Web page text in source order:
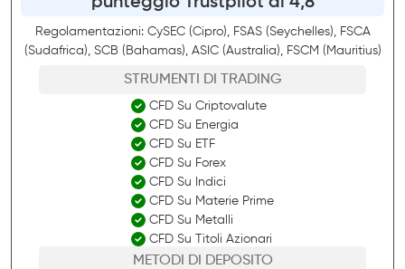
Regolamentazioni: CySEC (Cipro), FSAS (Seychelles), FSCA
(Sudafrica), SCB (Bahamas), ASIC (Australia), FSCM (Mauritius)
STRUMENTI DI TRADING
CFD Su Criptovalute
CFD Su Energia
CFD Su ETF
CFD Su Forex
CFD Su Indici
CFD Su Materie Prime
CFD Su Metalli
CFD Su Titoli Azionari
METODI DI DEPOSITO